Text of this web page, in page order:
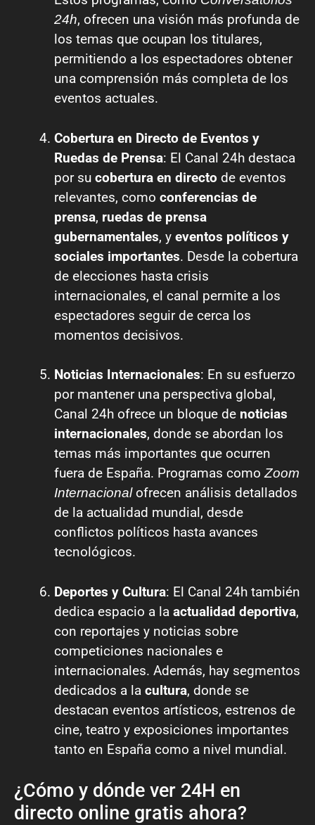
24h, ofrecen una visión más profunda de
los temas que ocupan los titulares,
permitiendo a los espectadores obtener
una comprensión más completa de los
eventos actuales.
Cobertura en Directo de Eventos y
Ruedas de Prensa: El Canal 24h destaca
por su cobertura en directo de eventos
relevantes, como conferencias de
prensa, ruedas de prensa
gubernamentales, y eventos políticos y
sociales importantes. Desde la cobertura
de elecciones hasta crisis
internacionales, el canal permite a los
espectadores seguir de cerca los
momentos decisivos.
Noticias Internacionales: En su esfuerzo
por mantener una perspectiva global,
Canal 24h ofrece un bloque de noticias
internacionales, donde se abordan los
temas más importantes que ocurren
fuera de España. Programas comoZoom
Internacionalofrecen análisis detallados
de la actualidad mundial, desde
conflictos políticos hasta avances
tecnológicos.
Deportes y Cultura: El Canal 24h también
dedica espacio a la actualidad deportiva,
con reportajes y noticias sobre
competiciones nacionales e
internacionales. Además, hay segmentos
dedicados a la cultura, donde se
destacan eventos artísticos, estrenos de
cine, teatro y exposiciones importantes
tanto en España como a nivel mundial.
¿Cómo y dónde ver 24H en
directo online gratis ahora?